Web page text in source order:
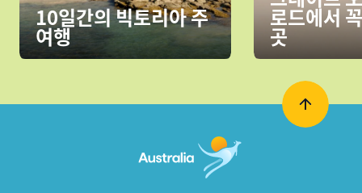
10일간의 빅토리아 주
여행
로드에서
곳